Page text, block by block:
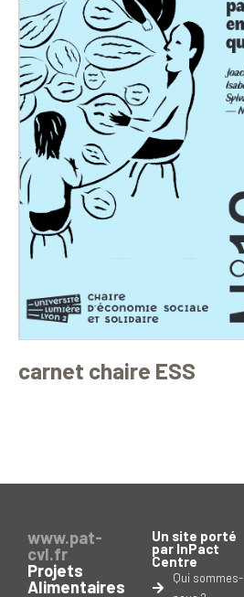
carnet chaire ESS
www.pat-
cvl.fr
Projets
Alimentaires
Un site porté
par InPact
Centre
Qui sommes-